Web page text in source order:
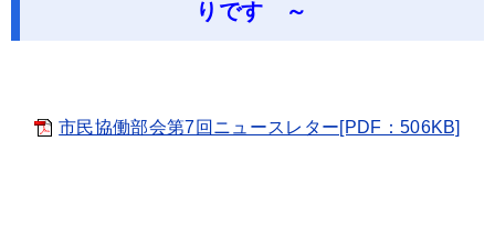
りです ～
市民協働部会第7回ニュースレター[PDF：506KB]